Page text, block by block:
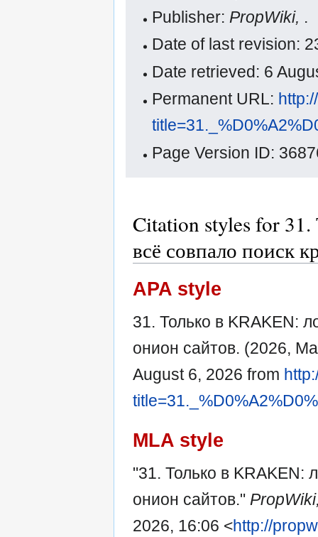
Publisher: PropWiki, .
Date of last revision:
Date retrieved: 6
Permanent URL:
Page Version ID:
Citation styles for
всё совпало поиск
APA style
31. Только в KRAKEN:
онион сайтов. (2026,
August 6, 2026 from
MLA style
"31. Только в KRAKEN:
онион сайтов."
2026, 16:06 <http://